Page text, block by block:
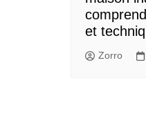
et
Zorro